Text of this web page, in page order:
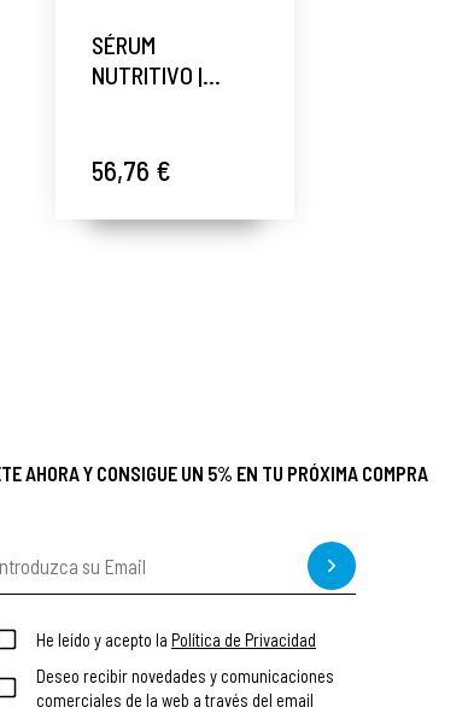
SÉRUM
NUTRITIVO |
Phas - Alan Coar
56,76 €
AHORA Y CONSIGUE UN 5% EN TU PRÓXIMA COMPRA
He leído y acepto la Política de Privacidad
Deseo recibir novedades y comunicaciones
comerciales de la web a través del email